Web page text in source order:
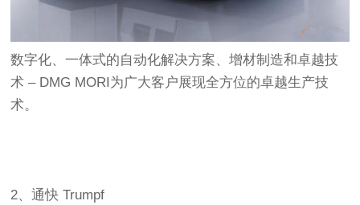
数字化、一体式的自动化解决方案、增材制造和卓越技
术 – DMG MORI为广大客户展现全方位的卓越生产技
术。
2、通快 Trumpf